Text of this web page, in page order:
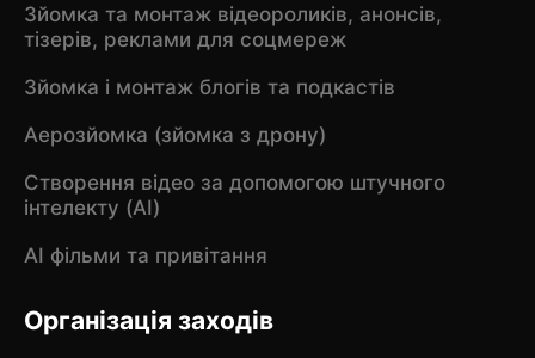
Зйомка та монтаж відеороликів, анонсів,
тізерів, реклами для соцмереж
Зйомка і монтаж блогів та подкастів
Аерозйомка (зйомка з дрону)
Створення відео за допомогою штучного
інтелекту (AI)
AI фільми та привітання
Організація заходів